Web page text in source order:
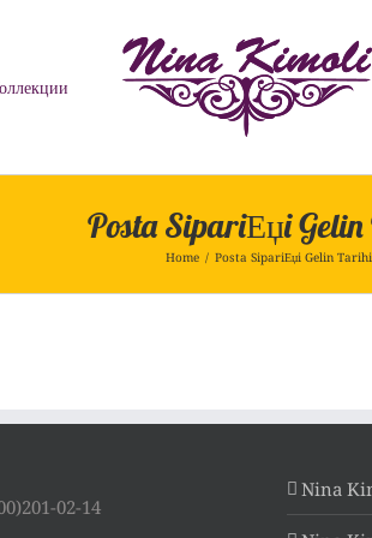
Posta SipariЕџi
Home / Posta SipariЕџi Gelin Tarihi
02-14
Nina